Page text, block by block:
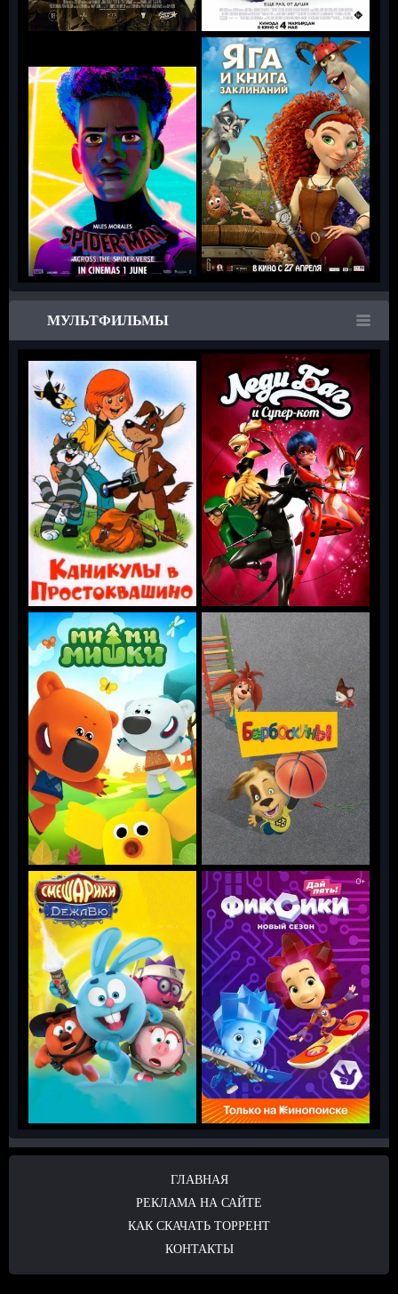
МУЛЬТФИЛЬМЫ
ГЛАВНАЯ
РЕКЛАМА НА САЙТЕ
КАК СКАЧАТЬ ТОРРЕНТ
КОНТАКТЫ